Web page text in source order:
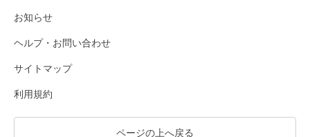
お知らせ
ヘルプ・お問い合わせ
サイトマップ
利用規約
ページの上へ戻る